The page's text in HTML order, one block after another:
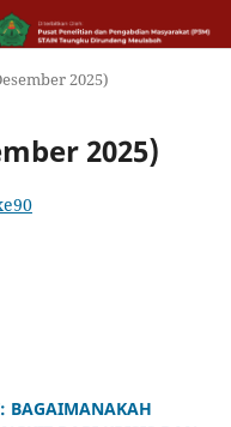
2025)
2025)
BAGAIMANAKAH